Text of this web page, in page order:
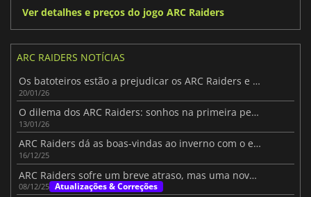
Ver detalhes e preços do jogo ARC Raiders
ARC RAIDERS NOTÍCIAS
Os batoteiros estão a prejudicar os ARC Raiders e até os streamers de topo estão fartos
20/01/26
O dilema dos ARC Raiders: sonhos na primeira pessoa e o debate sobre PvP
13/01/26
ARC Raiders dá as boas-vindas ao inverno com o evento Cold Snap
16/12/25
ARC Raiders sofre um breve atraso, mas uma nova aventura aguarda-o em dezembro
08/12/25 Atualizações & Correções